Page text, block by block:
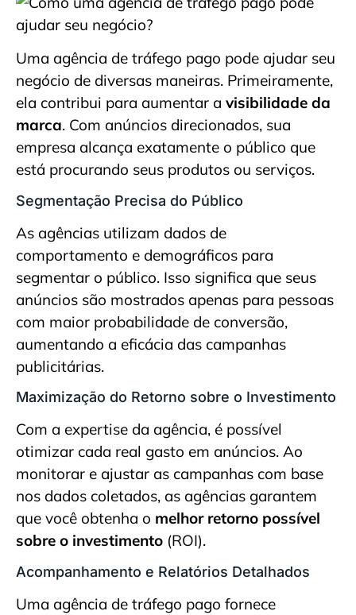
Uma agência de tráfego pago pode ajudar seu
negócio de diversas maneiras. Primeiramente,
ela contribui para aumentar a visibilidade da
marca. Com anúncios direcionados, sua
empresa alcança exatamente o público que
está procurando seus produtos ou serviços.
Segmentação Precisa do Público
As agências utilizam dados de
comportamento e demográficos para
segmentar o público. Isso significa que seus
anúncios são mostrados apenas para pessoas
com maior probabilidade de conversão,
aumentando a eficácia das campanhas
publicitárias.
Maximização do Retorno sobre o Investimento
Com a expertise da agência, é possível
otimizar cada real gasto em anúncios. Ao
monitorar e ajustar as campanhas com base
nos dados coletados, as agências garantem
que você obtenha o melhor retorno possível
sobre o investimento (ROI).
Acompanhamento e Relatórios Detalhados
Uma agência de tráfego pago fornece